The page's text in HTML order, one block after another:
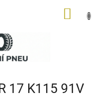
17 K115 91V